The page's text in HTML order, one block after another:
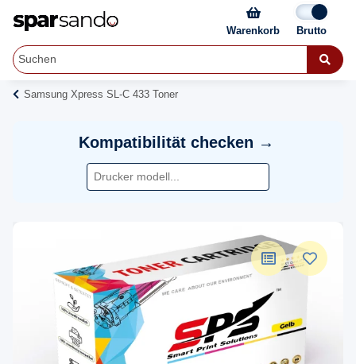
Warenkorb
Samsung Xpress SL-C 433 Toner
Kompatibilität checken →